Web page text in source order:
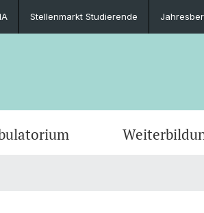
Stellenmarkt Studierende